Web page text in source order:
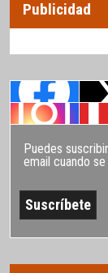
Publicidad
Puedes
email cuando